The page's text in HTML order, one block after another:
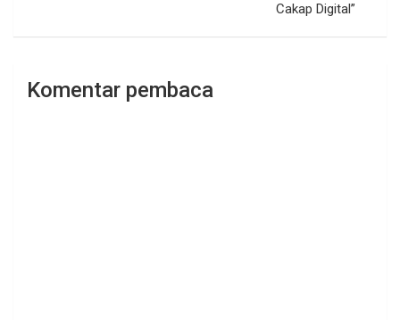
Cakap Digital”
Komentar pembaca